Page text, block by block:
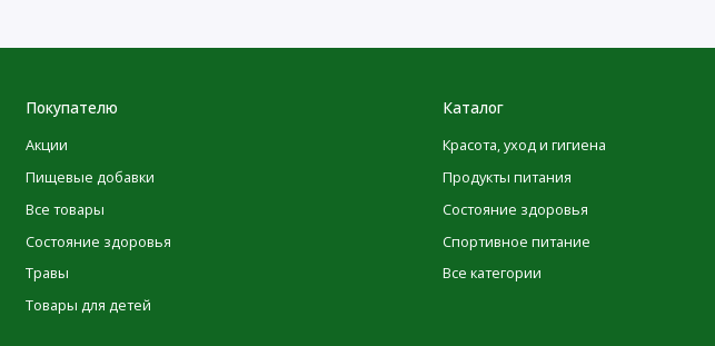
безошибочными, и не несет ответственности за ошибки или неточности при переводе.
Кальций (в виде двузамещенного фосфата кальция)
Покупателю
Акции
Пищевые добавки
Все товары
Состояние здоровья
Травы
Товары для детей
Каталог
Красота, уход и гигиена
Продукты питания
Состояние здоровья
Спортивное питание
Все категории